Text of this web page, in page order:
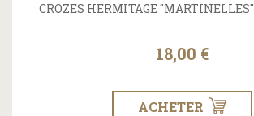
CROZES HERMITAGE
18,00 €
ACHETER